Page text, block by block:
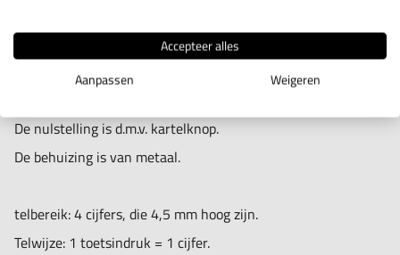
Productomschrijving
De nulstelling is d.m.v. kartelknop.
De behuizing is van metaal.
telbereik: 4 cijfers, die 4,5 mm hoog zijn.
Telwijze: 1 toetsindruk = 1 cijfer.
Accepteer alles
Aanpassen
Weigeren